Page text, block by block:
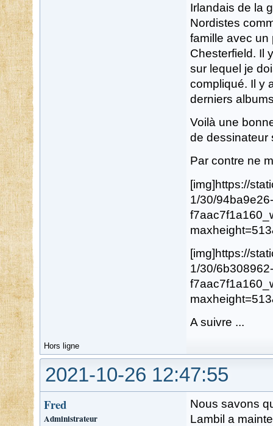
Irlandais de la
Nordistes
famille avec un
Chesterfield. Il
sur lequel je
compliqué. Il y
derniers
Voilà une
de dessinateur
Par contre ne
[img]https://
1/30/
[img]https://
1/30/
A suivre ...
Hors ligne
2021-10-26 12:47:55
Fred
Administrateur
Nous savons
Lambil a